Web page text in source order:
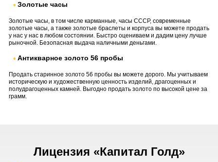
Золотые часы
Золотые часы, в том числе карманные, часы СССР, современные
золотые часы, а также золотые браслеты и корпуса вы можете продать
у нас у нас в любом состоянии. Быстро оцениваем и дадим цену лучше
рыночной. Безопасная выдача наличными деньгами.
Антикварное золото 56 пробы
Продать старинное золото 56 пробы вы можете дорого. Мы учитываем
историческую и художественную ценность изделий, драгоценных и
полудрагоценных камней. Выгодно продать золото по высокой цене за
грамм.
Лицензия «Капитал Голд»